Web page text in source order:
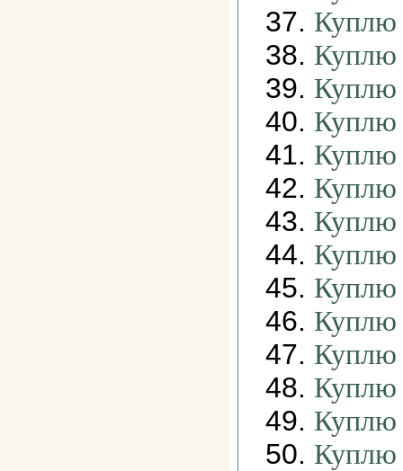
37. Куплю
38. Куплю
39. Куплю
40. Куплю
41. Куплю
42. Куплю
43. Куплю
44. Куплю
45. Куплю
46. Куплю
47. Куплю
48. Куплю
49. Куплю
50. Куплю